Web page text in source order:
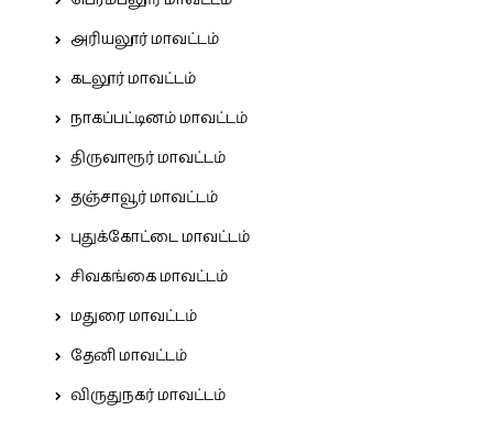
அரியலூர் மாவட்டம்
கடலூர் மாவட்டம்
நாகப்பட்டினம் மாவட்டம்
திருவாரூர் மாவட்டம்
தஞ்சாவூர் மாவட்டம்
புதுக்கோட்டை மாவட்டம்
சிவகங்கை மாவட்டம்
மதுரை மாவட்டம்
தேனி மாவட்டம்
விருதுநகர் மாவட்டம்